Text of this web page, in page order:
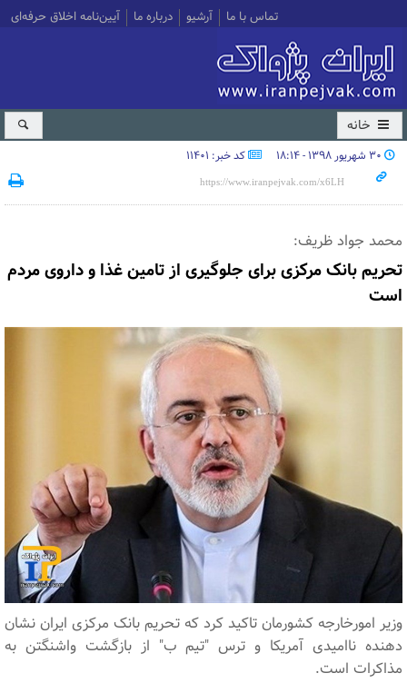
تماس با ما آرشیو درباره ما آیین‌نامه اخلاق حرفه‌ای
خانه
۳۰ شهریور ۱۳۹۸ - ۱۸:۱۴ کد خبر: 11401
محمد جواد ظریف:
تحریم بانک مرکزی برای جلوگیری از تامین غذا و داروی مردم
است
وزیر امورخارجه کشورمان تاکید کرد که تحریم بانک مرکزی ایران نشان
دهنده ناامیدی آمریکا و ترس "تیم ب" از بازگشت واشنگتن به
مذاکرات است.